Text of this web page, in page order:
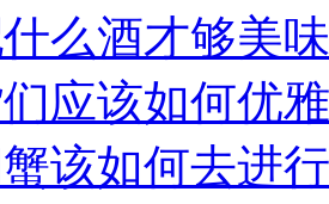
么酒才够美
应该如何优
该如何去进